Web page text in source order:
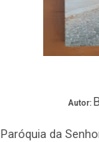
Autor:
Paróquia da